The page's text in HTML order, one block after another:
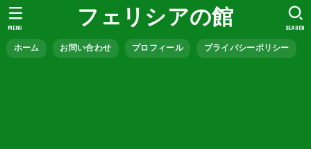
フェリシアの館
ホーム お問い合わせ プロフィール プライバシーポリシー
SEARCH
MENU